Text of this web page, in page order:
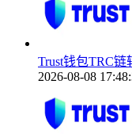
Trust钱包TRC
2026-08-08